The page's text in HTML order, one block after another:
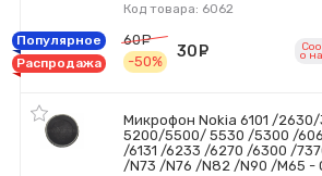
Код товара: 6062
Популярное
Распродажа
60
руб.
-50%
30 o
Микрофон Nokia 6101 /
5200/5500/ 5530 /5300 /
/6131 /6233 /6270 /6300 /
/N73 /N76 /N82 /N90 /M65 -